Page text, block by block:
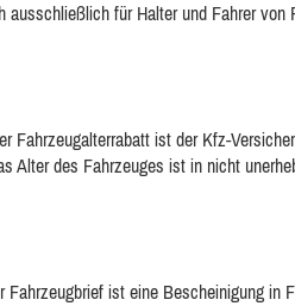
für Halter und Fahrer von
Fahrzeugalterrabatt ist der Kfz-
Alter des Fahrzeuges ist in nicht
ist eine Bescheinigung in